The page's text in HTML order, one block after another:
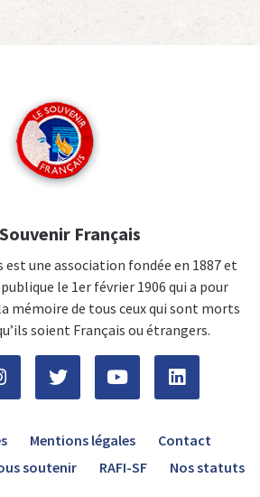
Français
est une association fondée en 1887 et
le 1er février 1906 qui a pour
mémoire de tous ceux qui sont morts
soient Français ou étrangers.
Mentions légales
Contact
soutenir RAFI-SF Nos statuts